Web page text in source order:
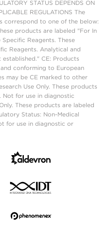
STATUS DEPENDS ON
REGULATIONS The
correspond to one of the below:
products are labeled "For In
Reagents. These
Reagents. Analytical and
CE: Products
conforming to European
may be CE marked to other
Use Only. These products
Not for use in diagnostic
These products are labeled
Status: Non-Medical
for use in diagnostic or